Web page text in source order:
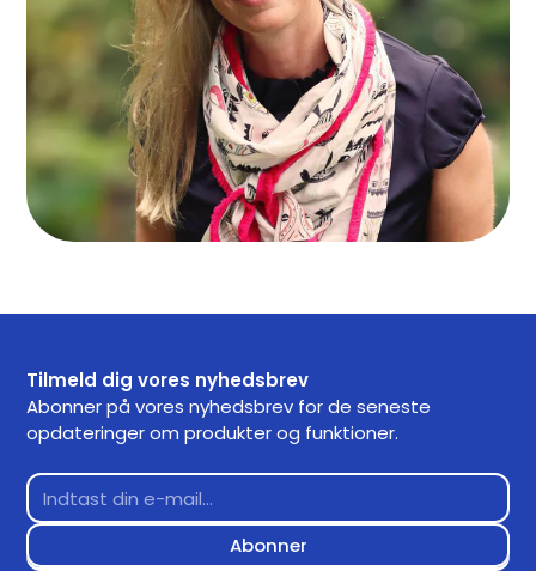
Tilmeld dig vores nyhedsbrev
Abonner på vores nyhedsbrev for de seneste
opdateringer om produkter og funktioner.